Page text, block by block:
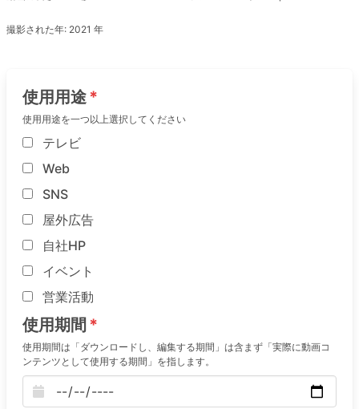
撮影された年: 2021 年
使用用途
使用用途を一つ以上選択してください
テレビ
Web
SNS
屋外広告
自社HP
イベント
営業活動
使用期間
使用期間は「ダウンロードし、編集する期間」は含まず「実際に動画コ
ンテンツとして使用する期間」を指します。